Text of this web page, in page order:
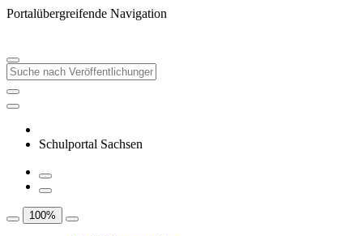
Portalübergreifende Navigation
Schulportal Sachsen
100%